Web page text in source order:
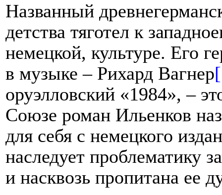
Названный
детства тяготел к
немецкой, культуре. Его
в музыке – Рихард Вагнер
оруэлловский «1984», –
Союзе роман Ильенков
для себя с немецкого
наследует проблематику
и насквозь пропитана ее